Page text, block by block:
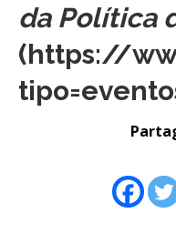
da Política
(https://